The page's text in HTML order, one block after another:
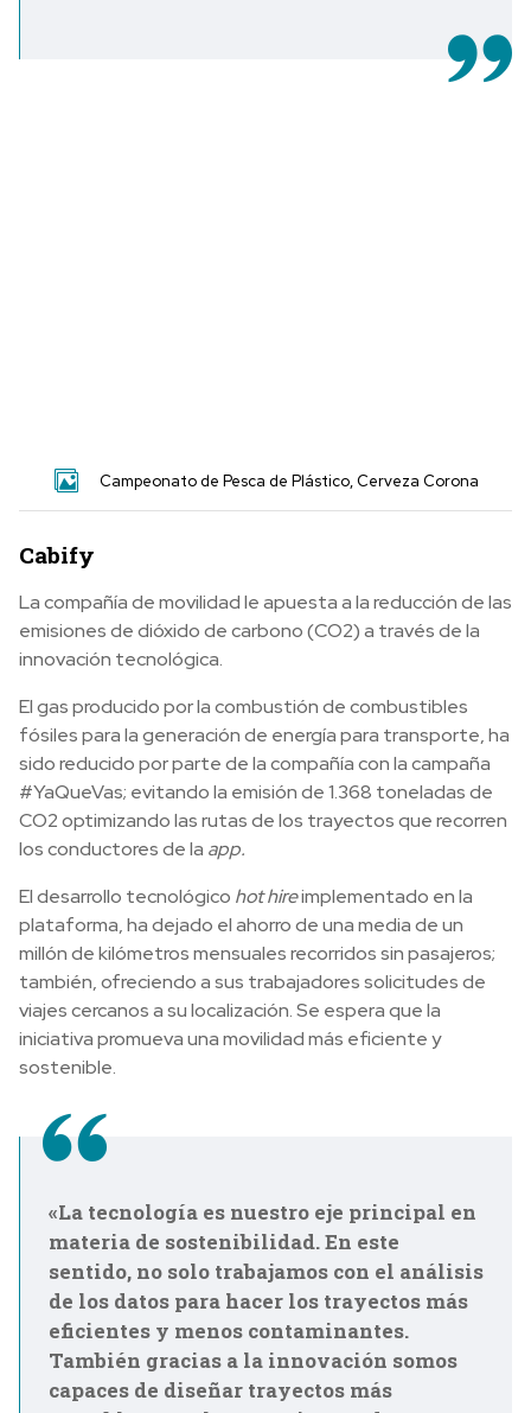
Campeonato de Pesca de Plástico, Cerveza Corona
Cabify
La compañía de movilidad le apuesta a la reducción de las
emisiones de dióxido de carbono (CO2) a través de la
innovación tecnológica.
El gas producido por la combustión de combustibles
fósiles para la generación de energía para transporte, ha
sido reducido por parte de la compañía con la campaña
#YaQueVas; evitando la emisión de 1.368 toneladas de
CO2 optimizando las rutas de los trayectos que recorren
los conductores de la app.
El desarrollo tecnológico hot hireimplementado en la
plataforma, ha dejado el ahorro de una media de un
millón de kilómetros mensuales recorridos sin pasajeros;
también, ofreciendo a sus trabajadores solicitudes de
viajes cercanos a su localización. Se espera que la
iniciativa promueva una movilidad más eficiente y
sostenible.
«La tecnología es nuestro eje principal en
materia de sostenibilidad. En este
sentido, no solo trabajamos con el análisis
de los datos para hacer los trayectos más
eficientes y menos contaminantes.
También gracias a la innovación somos
capaces de diseñar trayectos más